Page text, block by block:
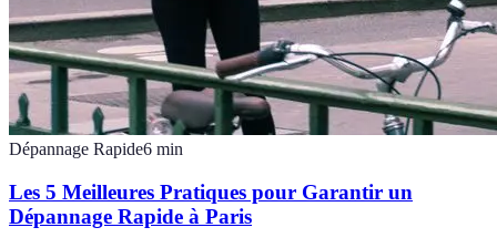
Dépannage Rapide6 min
Les 5 Meilleures Pratiques pour Garantir un
Dépannage Rapide à Paris